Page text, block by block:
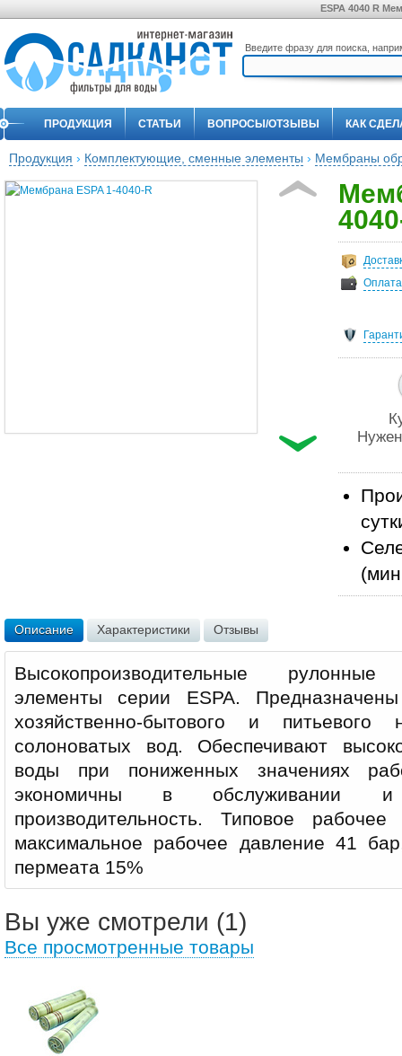
ESPA 4040 R
Введите фразу для поиска,
ПРОДУКЦИЯ СТАТЬИ ВОПРОСЫ/ОТЗЫВЫ КАК
Продукция › Комплектующие, сменные элементы › Мембраны
Оплата
Описание Характеристики Отзывы
Высокопроизводительные рулонные
элементы серии ESPA.
хозяйственно-бытового и
солоноватых вод. Обеспечивают
воды при пониженных значениях
экономичны в обслуживании
производительность. Типовое
максимальное рабочее давление 41
пермеата 15%
Вы уже смотрели (1)
Все просмотренные товары